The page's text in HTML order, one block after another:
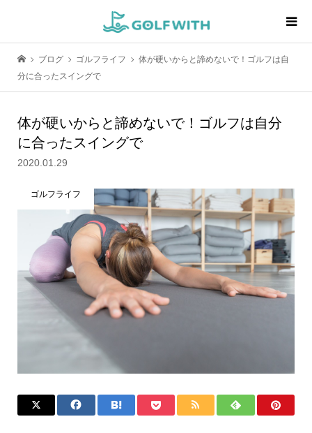
ブログ ゴルフライフ
体が硬いからと諦めないで！ゴルフは自
分に合ったスイングで
体が硬いからと諦めないで！ゴルフは自分
に合ったスイングで
2020.01.29
ゴルフライフ